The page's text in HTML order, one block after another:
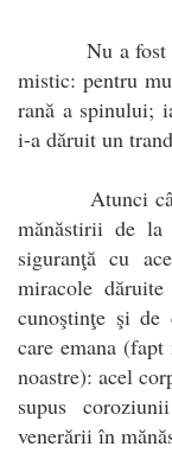
Nu a fost
mistic: pentru
rană a spinului;
i-a dăruit un
Atunci când
mănăstirii de la
siguranţă cu
miracole
cunoştinţe şi de
care emana
noastre): acel
supus
venerării în